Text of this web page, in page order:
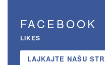
FACEBOOK
LIKES
LAJKAJTE NAŠU